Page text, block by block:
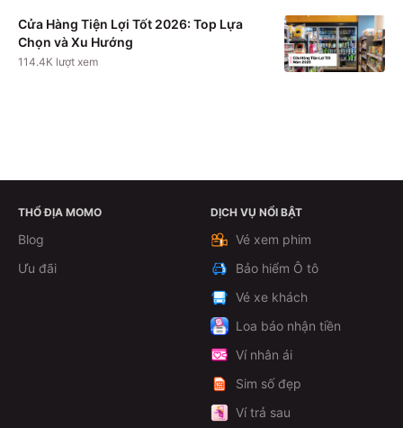
Cửa Hàng Tiện Lợi Tốt 2026: Top Lựa
Chọn và Xu Hướng
114.4K lượt xem
Theo dõi
THỔ ĐỊA MOMO
Blog
Ưu đãi
DỊCH VỤ NỔI BẬT
Vé xem phim
Bảo hiểm Ô tô
Vé xe khách
Loa báo nhận tiền
Ví nhân ái
Sim số đẹp
Ví trả sau